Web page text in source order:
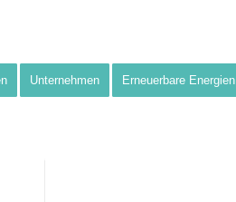
Unternehmen Erneuerbare Energien